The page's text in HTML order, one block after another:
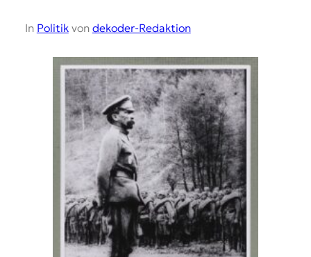
In Politikvon dekoder-Redaktion